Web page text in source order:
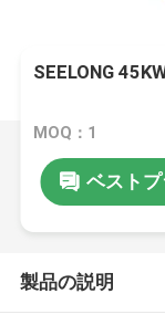
SEELONG
MOQ：1
ベスト
製品の説明